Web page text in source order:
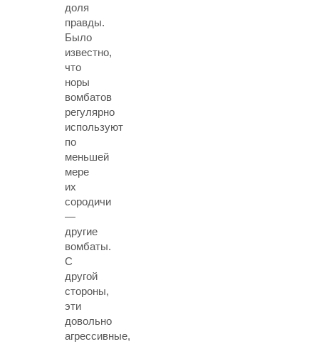
доля
правды.
Было
известно,
что
норы
вомбатов
регулярно
используют
по
меньшей
мере
их
сородичи
—
другие
вомбаты.
С
другой
стороны,
эти
довольно
агрессивные,